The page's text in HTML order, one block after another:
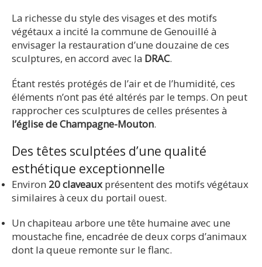
La richesse du style des visages et des motifs
végétaux a incité la commune de Genouillé à
envisager la restauration d’une douzaine de ces
sculptures, en accord avec la DRAC.
Étant restés protégés de l’air et de l’humidité, ces
éléments n’ont pas été altérés par le temps. On peut
rapprocher ces sculptures de celles présentes à
l’église de Champagne-Mouton.
Des têtes sculptées d’une qualité
esthétique exceptionnelle
Environ 20 claveauxprésentent des motifs végétaux
similaires à ceux du portail ouest.
Un chapiteau arbore une tête humaine avec une
moustache fine, encadrée de deux corps d’animaux
dont la queue remonte sur le flanc.